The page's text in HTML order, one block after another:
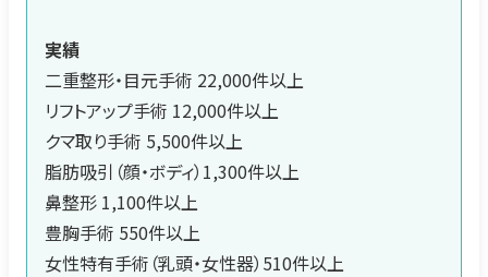
実績
二重整形・目元手術 22,000件以上
リフトアップ手術 12,000件以上
クマ取り手術 5,500件以上
脂肪吸引（顔・ボディ）1,300件以上
鼻整形 1,100件以上
豊胸手術 550件以上
女性特有手術（乳頭・女性器）510件以上